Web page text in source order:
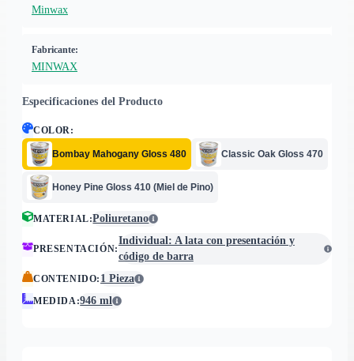
Minwax
Fabricante:
MINWAX
Especificaciones del Producto
COLOR:
Bombay Mahogany Gloss 480 Classic Oak Gloss 470
Honey Pine Gloss 410 (Miel de Pino)
MATERIAL:Poliuretano
PRESENTACIÓN:
Individual: A lata con presentación y
código de barra
CONTENIDO: 1 Pieza
MEDIDA:946 ml